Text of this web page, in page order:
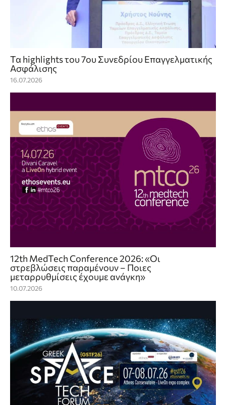
Τα highlights του 7ου Συνεδρίου Επαγγελματικής
Ασφάλισης
16.07.2026
12th MedTech Conference 2026: «Οι
στρεβλώσεις παραμένουν – Ποιες
μεταρρυθμίσεις έχουμε ανάγκη»
10.07.2026